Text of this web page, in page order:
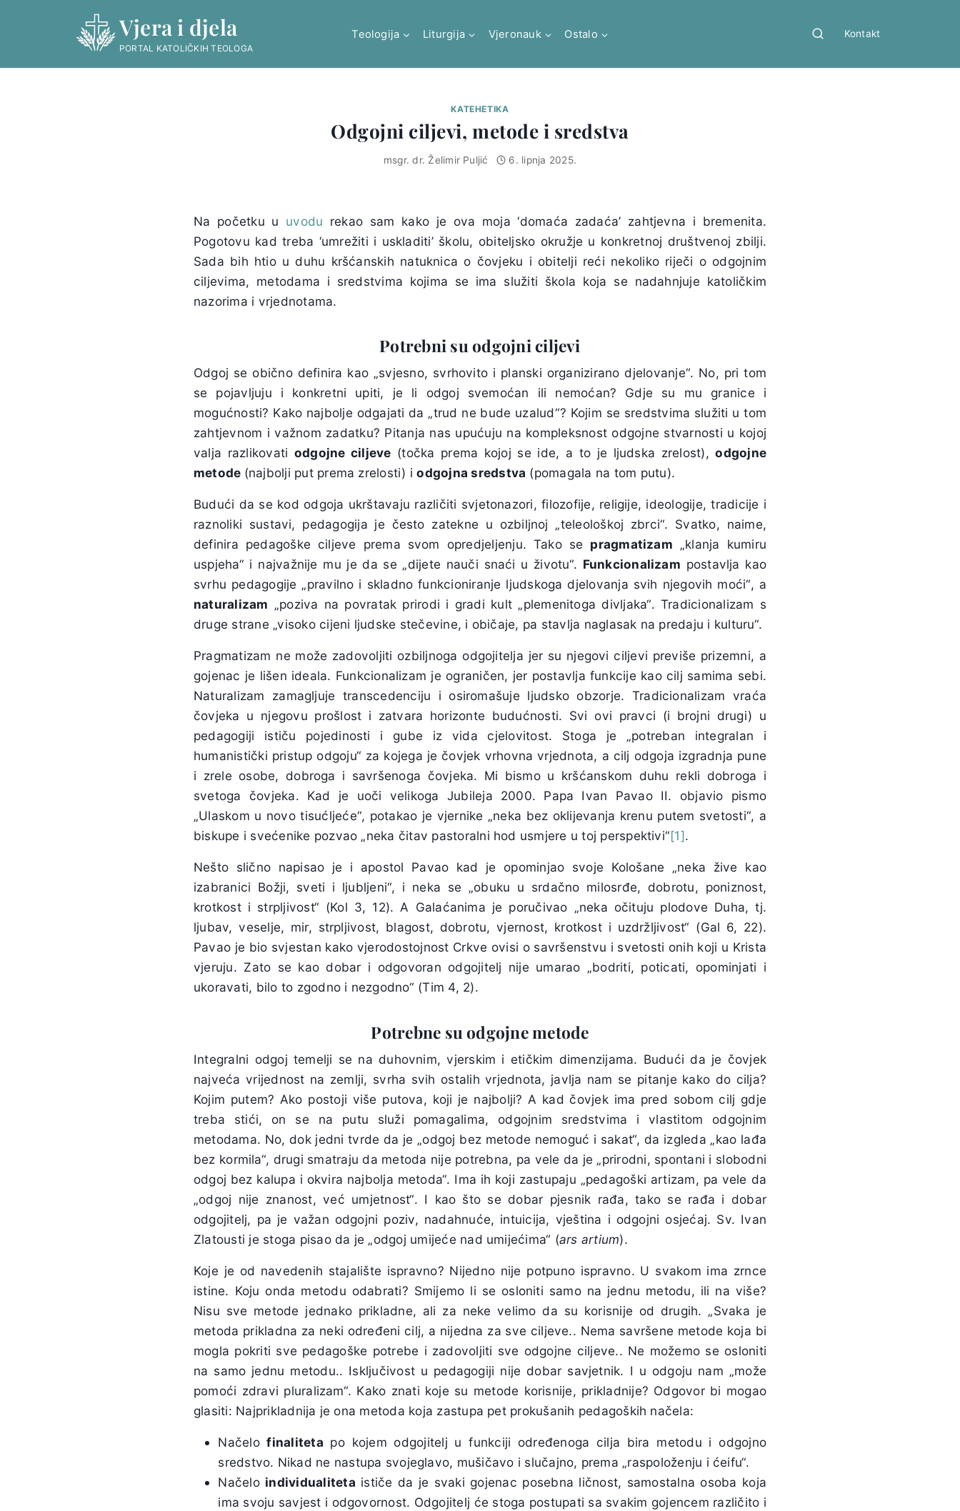
Vjera i djela
PORTAL KATOLIČKIH TEOLOGA
Teologija Liturgija Vjeronauk Ostalo Kontakt
KATEHETIKA
Odgojni ciljevi, metode i sredstva
msgr. dr. Želimir Puljić 6. lipnja 2025.
Na početku u uvodu rekao sam kako je ova moja ‘domaća zadaća’ zahtjevna i bremenita.
Pogotovu kad treba ‘umrežiti i uskladiti’ školu, obiteljsko okružje u konkretnoj društvenoj zbilji.
Sada bih htio u duhu kršćanskih natuknica o čovjeku i obitelji reći nekoliko riječi o odgojnim
ciljevima, metodama i sredstvima kojima se ima služiti škola koja se nadahnjuje katoličkim
nazorima i vrjednotama.
Potrebni su odgojni ciljevi
Odgoj se obično definira kao „svjesno, svrhovito i planski organizirano djelovanje“. No, pri tom
se pojavljuju i konkretni upiti, je li odgoj svemoćan ili nemoćan? Gdje su mu granice i
mogućnosti? Kako najbolje odgajati da „trud ne bude uzalud“? Kojim se sredstvima služiti u tom
zahtjevnom i važnom zadatku? Pitanja nas upućuju na kompleksnost odgojne stvarnosti u kojoj
valja razlikovati odgojne ciljeve (točka prema kojoj se ide, a to je ljudska zrelost),odgojne
metode (najbolji put prema zrelosti) iodgojna sredstva (pomagala na tom putu).
Budući da se kod odgoja ukrštavaju različiti svjetonazori, filozofije, religije, ideologije, tradicije i
raznoliki sustavi, pedagogija je često zatekne u ozbiljnoj „teleološkoj zbrci“. Svatko, naime,
definira pedagoške ciljeve prema svom opredjeljenju. Tako se pragmatizam „klanja kumiru
uspjeha“ i najvažnije mu je da se „dijete nauči snaći u životu“. Funkcionalizam postavlja kao
svrhu pedagogije „pravilno i skladno funkcioniranje ljudskoga djelovanja svih njegovih moći“, a
naturalizam „poziva na povratak prirodi i gradi kult „plemenitoga divljaka“. Tradicionalizam s
druge strane „visoko cijeni ljudske stečevine, i običaje, pa stavlja naglasak na predaju i kulturu“.
Pragmatizam ne može zadovoljiti ozbiljnoga odgojitelja jer su njegovi ciljevi previše prizemni, a
gojenac je lišen ideala. Funkcionalizam je ograničen, jer postavlja funkcije kao cilj samima sebi.
Naturalizam zamagljuje transcedenciju i osiromašuje ljudsko obzorje. Tradicionalizam vraća
čovjeka u njegovu prošlost i zatvara horizonte budućnosti. Svi ovi pravci (i brojni drugi) u
pedagogiji ističu pojedinosti i gube iz vida cjelovitost. Stoga je „potreban integralan i
humanistički pristup odgoju“ za kojega je čovjek vrhovna vrjednota, a cilj odgoja izgradnja pune
i zrele osobe, dobroga i savršenoga čovjeka. Mi bismo u kršćanskom duhu rekli dobroga i
svetoga čovjeka. Kad je uoči velikoga Jubileja 2000. Papa Ivan Pavao II. objavio pismo
„Ulaskom u novo tisućljeće“, potakao je vjernike „neka bez oklijevanja krenu putem svetosti“, a
biskupe i svećenike pozvao „neka čitav pastoralni hod usmjere u toj perspektivi“[1].
Nešto slično napisao je i apostol Pavao kad je opominjao svoje Kološane „neka žive kao
izabranici Božji, sveti i ljubljeni“, i neka se „obuku u srdačno milosrđe, dobrotu, poniznost,
krotkost i strpljivost“ (Kol 3, 12). A Galaćanima je poručivao „neka očituju plodove Duha, tj.
ljubav, veselje, mir, strpljivost, blagost, dobrotu, vjernost, krotkost i uzdržljivost“ (Gal 6, 22).
Pavao je bio svjestan kako vjerodostojnost Crkve ovisi o savršenstvu i svetosti onih koji u Krista
vjeruju. Zato se kao dobar i odgovoran odgojitelj nije umarao „bodriti, poticati, opominjati i
ukoravati, bilo to zgodno i nezgodno“ (Tim 4, 2).
Potrebne su odgojne metode
Integralni odgoj temelji se na duhovnim, vjerskim i etičkim dimenzijama. Budući da je čovjek
najveća vrijednost na zemlji, svrha svih ostalih vrjednota, javlja nam se pitanje kako do cilja?
Kojim putem? Ako postoji više putova, koji je najbolji? A kad čovjek ima pred sobom cilj gdje
treba stići, on se na putu služi pomagalima, odgojnim sredstvima i vlastitom odgojnim
metodama. No, dok jedni tvrde da je „odgoj bez metode nemoguć i sakat“, da izgleda „kao lađa
bez kormila“, drugi smatraju da metoda nije potrebna, pa vele da je „prirodni, spontani i slobodni
odgoj bez kalupa i okvira najbolja metoda“. Ima ih koji zastupaju „pedagoški artizam, pa vele da
„odgoj nije znanost, već umjetnost“. I kao što se dobar pjesnik rađa, tako se rađa i dobar
odgojitelj, pa je važan odgojni poziv, nadahnuće, intuicija, vještina i odgojni osjećaj. Sv. Ivan
Zlatousti je stoga pisao da je „odgoj umijeće nad umijećima“ (ars artium).
Koje je od navedenih stajalište ispravno? Nijedno nije potpuno ispravno. U svakom ima zrnce
istine. Koju onda metodu odabrati? Smijemo li se osloniti samo na jednu metodu, ili na više?
Nisu sve metode jednako prikladne, ali za neke velimo da su korisnije od drugih. „Svaka je
metoda prikladna za neki određeni cilj, a nijedna za sve ciljeve.. Nema savršene metode koja bi
mogla pokriti sve pedagoške potrebe i zadovoljiti sve odgojne ciljeve.. Ne možemo se osloniti
na samo jednu metodu.. Isključivost u pedagogiji nije dobar savjetnik. I u odgoju nam „može
pomoći zdravi pluralizam“. Kako znati koje su metode korisnije, prikladnije? Odgovor bi mogao
glasiti: Najprikladnija je ona metoda koja zastupa pet prokušanih pedagoških načela:
Načelofinaliteta po kojem odgojitelj u funkciji određenoga cilja bira metodu i odgojno
sredstvo. Nikad ne nastupa svojeglavo, mušičavo i slučajno, prema „raspoloženju i ćeifu“.
Načelo individualiteta ističe da je svaki gojenac posebna ličnost, samostalna osoba koja
ima svoju savjest i odgovornost. Odgojitelj će stoga postupati sa svakim gojencem različito i